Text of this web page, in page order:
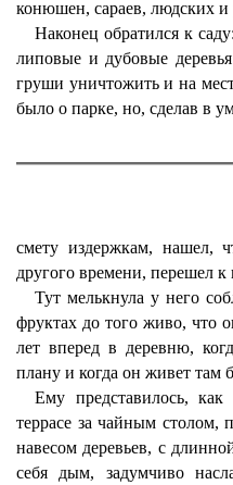
конюшен, сараев, людских и
Наконец обратился к
липовые и дубовые
груши уничтожить и на
было о парке, но, сделав в
смету издержкам, нашел,
другого времени, перешел
Тут мелькнула у него
фруктах до того живо, что
лет вперед в деревню,
плану и когда он живет там
Ему представилось,
террасе за чайным столом,
навесом деревьев, с
себя дым, задумчиво